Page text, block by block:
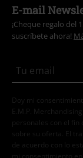
E-mail
¡Cheque regalo del
suscríbete ahora!
Doy mi
E.M.P.
personales con el
sobre su oferta. El
de acuerdo con lo
mi consentimiento